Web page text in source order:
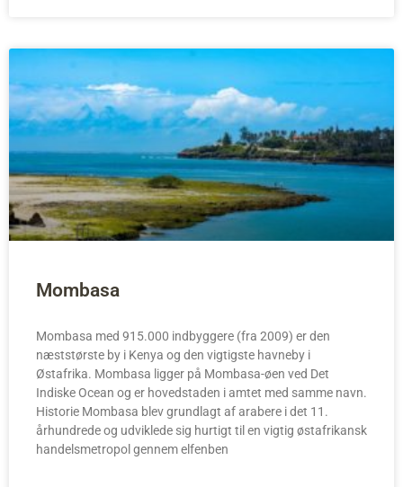
Mombasa
Mombasa med 915.000 indbyggere (fra 2009) er den
næststørste by i Kenya og den vigtigste havneby i
Østafrika. Mombasa ligger på Mombasa-øen ved Det
Indiske Ocean og er hovedstaden i amtet med samme navn.
Historie Mombasa blev grundlagt af arabere i det 11.
århundrede og udviklede sig hurtigt til en vigtig østafrikansk
handelsmetropol gennem elfenben